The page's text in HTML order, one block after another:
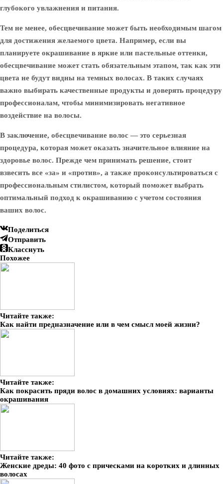
глубокого увлажнения и питания.
Тем не менее, обесцвечивание может быть необходимым шагом
для достижения желаемого цвета. Например, если вы
планируете окрашивание в яркие или пастельные оттенки,
обесцвечивание может стать обязательным этапом, так как эти
цвета не будут видны на темных волосах. В таких случаях
важно выбирать качественные продукты и доверять процедуру
профессионалам, чтобы минимизировать негативное
воздействие на волосы.
В заключение, обесцвечивание волос — это серьезная
процедура, которая может оказать значительное влияние на
здоровье волос. Прежде чем принимать решение, стоит
взвесить все «за» и «против», а также проконсультироваться с
профессиональным стилистом, который поможет выбрать
оптимальный подход к окрашиванию с учетом состояния
ваших волос.
Поделиться
Отправить
Класснуть
Похожее
Читайте также:
Как найти предназначение или в чем смысл моей жизни?
Читайте также:
Как покрасить пряди волос в домашних условиях: варианты
окрашивания
Читайте также:
Женские дреды: 40 фото с прическами на коротких и длинных
волосах